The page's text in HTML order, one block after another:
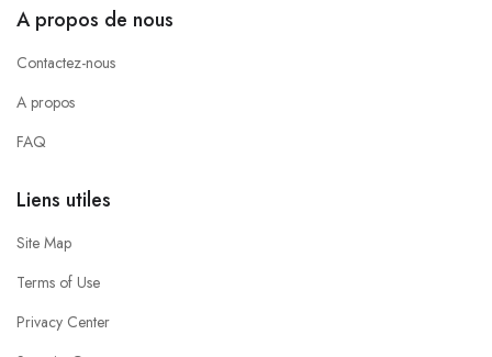
A propos de nous
Contactez-nous
A propos
FAQ
Liens utiles
Site Map
Terms of Use
Privacy Center